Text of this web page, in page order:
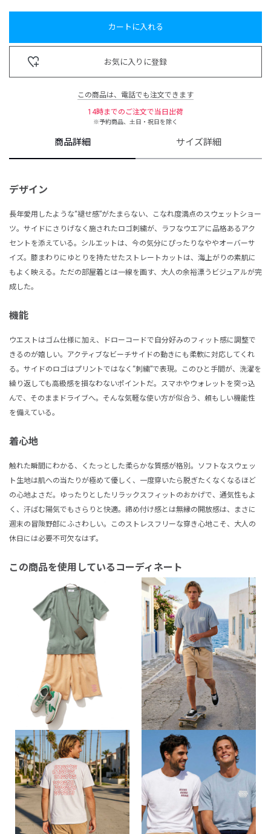
カートに入れる
お気に入りに登録
この商品は、電話でも注文できます
14時までのご注文で当日出荷
※予約商品、土日・祝日を除く
商品詳細 サイズ詳細
デザイン
長年愛用したような“褪せ感”がたまらない、こなれ度満点のスウェットショー
ツ。サイドにさりげなく施されたロゴ刺繍が、ラフなウエアに品格あるアク
セントを添えている。シルエットは、今の気分にぴったりなややオーバーサ
イズ。膝まわりにゆとりを持たせたストレートカットは、海上がりの素肌に
もよく映える。ただの部屋着とは一線を画す、大人の余裕漂うビジュアルが完
成した。
機能
ウエストはゴム仕様に加え、ドローコードで自分好みのフィット感に調整で
きるのが嬉しい。アクティブなビーチサイドの動きにも柔軟に対応してくれ
る。サイドのロゴはプリントではなく“刺繍”で表現。このひと手間が、洗濯を
繰り返しても高級感を損なわないポイントだ。スマホやウォレットを突っ込
んで、そのままドライブへ。そんな気軽な使い方が似合う、頼もしい機能性
を備えている。
着心地
触れた瞬間にわかる、くたっとした柔らかな質感が格別。ソフトなスウェッ
ト生地は肌への当たりが極めて優しく、一度穿いたら脱ぎたくなくなるほど
の心地よさだ。ゆったりとしたリラックスフィットのおかげで、通気性もよ
く、汗ばむ陽気でもさらりと快適。締め付け感とは無縁の開放感は、まさに
週末の冒険野郎にふさわしい。このストレスフリーな穿き心地こそ、大人の
休日には必要不可欠なはず。
この商品を使用しているコーディネート